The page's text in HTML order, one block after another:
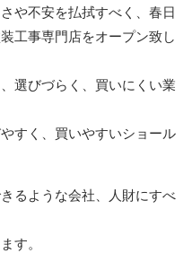
や不安を払拭すべく、春日
工事専門店をオープン致し
選びづらく、買いにくい業
すく、買いやすいショール
るような会社、人財にすべ
す。